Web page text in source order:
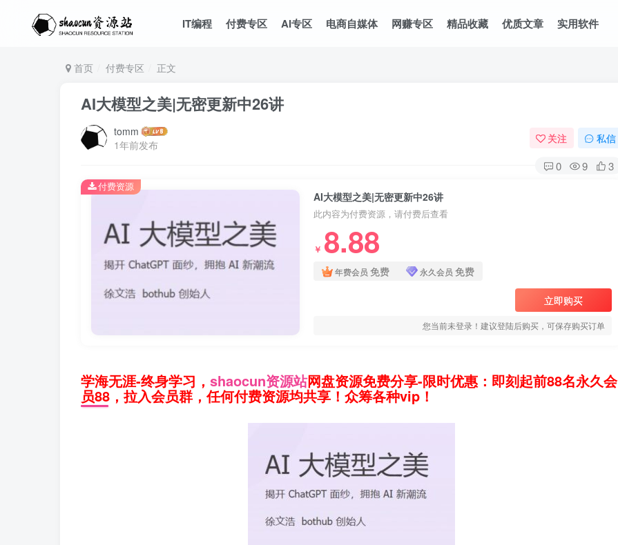
IT编程 付费专区 AI专区 电商自媒体 网赚专区 精品收藏 优质文章 实用软件
首页 付费专区 正文
AI大模型之美|无密更新中26讲
tomm
1年前发布
关注 私信
0 9 3
AI大模型之美|无密更新中26讲
此内容为付费资源，请付费后查看
￥ 8.88
年费会员 免费 永久会员 免费
立即购买
您当前未登录！建议登陆后购买，可保存购买订单
付费资源
学海无涯-终身学习， shaocun资源站网盘资源免费分享-限时优惠：即刻起前88名永久会
员88，拉入会员群，任何付费资源均共享！众筹各种vip！